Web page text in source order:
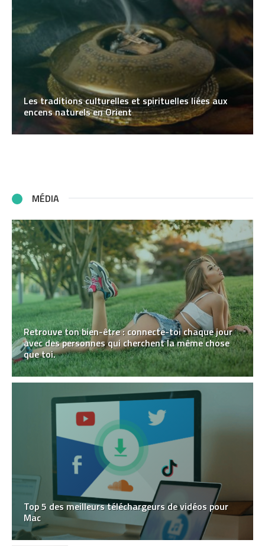
Les traditions culturelles et spirituelles liées aux
encens naturels en Orient
MÉDIA
Retrouve ton bien-être : connecte-toi chaque jour
avec des personnes qui cherchent la même chose
que toi.
Top 5 des meilleurs téléchargeurs de vidéos pour
Mac